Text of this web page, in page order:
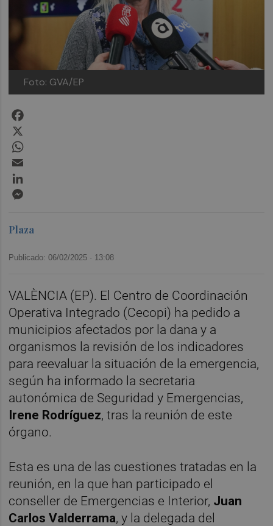
Foto: GVA/EP
Plaza
Publicado: 06/02/2025 · 13:08
VALÈNCIA (EP). El Centro de Coordinación
Operativa Integrado (Cecopi) ha pedido a
municipios afectados por la dana y a
organismos la revisión de los indicadores
para reevaluar la situación de la emergencia,
según ha informado la secretaria
autonómica de Seguridad y Emergencias,
Irene Rodríguez, tras la reunión de este
órgano.
Esta es una de las cuestiones tratadas en la
reunión, en la que han participado el
conseller de Emergencias e Interior, Juan
Carlos Valderrama, y la delegada del